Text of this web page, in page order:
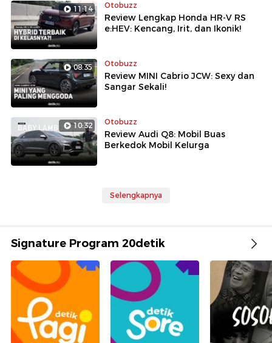
11:14 Otobuzz
Review Lengkap Honda HR-V RS
e:HEV: Kencang, Irit, dan Ikonik!
08:35 Otobuzz
Review MINI Cabrio JCW: Sexy dan
Sangar Sekali!
10:32 Otobuzz
Review Audi Q8: Mobil Buas
Berkedok Mobil Kelurga
Selengkapnya
Signature Program 20detik